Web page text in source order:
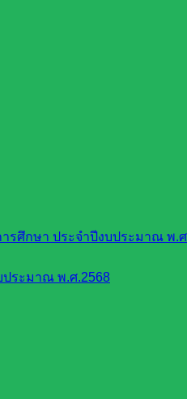
รศึกษา ประจำปีงบประมาณ พ.
ประมาณ พ.ศ.2568